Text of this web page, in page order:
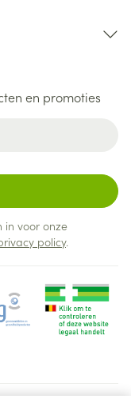
en promoties
in voor onze
policy.